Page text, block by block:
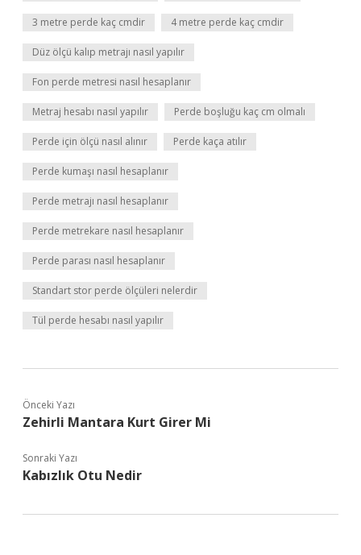
3 metre perde kaç cmdir 4 metre perde kaç cmdir
Düz ölçü kalıp metrajı nasıl yapılır
Fon perde metresi nasıl hesaplanır
Metraj hesabı nasıl yapılır Perde boşluğu kaç cm olmalı
Perde için ölçü nasıl alınır Perde kaça atılır
Perde kumaşı nasıl hesaplanır
Perde metrajı nasıl hesaplanır
Perde metrekare nasıl hesaplanır
Perde parası nasıl hesaplanır
Standart stor perde ölçüleri nelerdir
Tül perde hesabı nasıl yapılır
Önceki Yazı
Zehirli Mantara Kurt Girer Mi
Sonraki Yazı
Kabızlık Otu Nedir